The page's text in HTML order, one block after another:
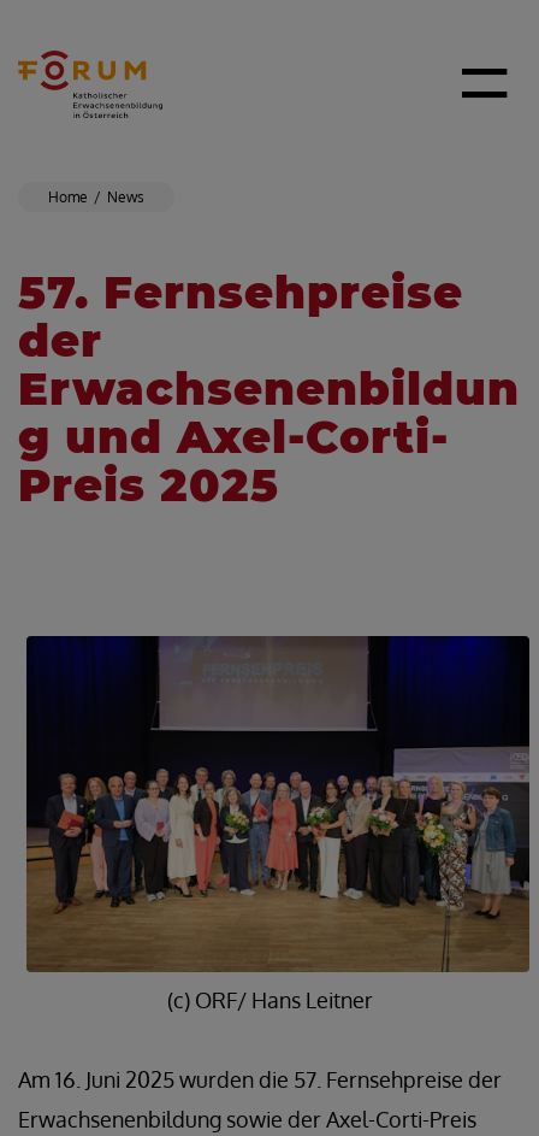
Home News
57. Fernsehpreise
der
Erwachsenenbildun
g und Axel-Corti-
Preis 2025
(c) ORF/ Hans Leitner
Am 16. Juni 2025 wurden die 57. Fernsehpreise der
Erwachsenenbildung sowie der Axel-Corti-Preis